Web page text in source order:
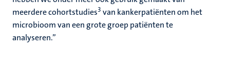
meerdere cohortstudies3 van kankerpatiënten om het
microbioom van een grote groep patiënten te
analyseren.”